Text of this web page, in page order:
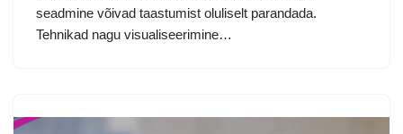
seadmine võivad taastumist oluliselt parandada.
Tehnikad nagu visualiseerimine…